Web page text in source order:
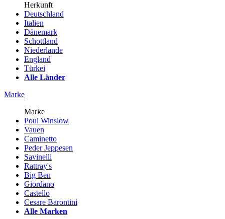
Herkunft
Deutschland
Italien
Dänemark
Schottland
Niederlande
England
Türkei
Alle Länder
Marke
Marke
Poul Winslow
Vauen
Caminetto
Peder Jeppesen
Savinelli
Rattray's
Big Ben
Giordano
Castello
Cesare Barontini
Alle Marken